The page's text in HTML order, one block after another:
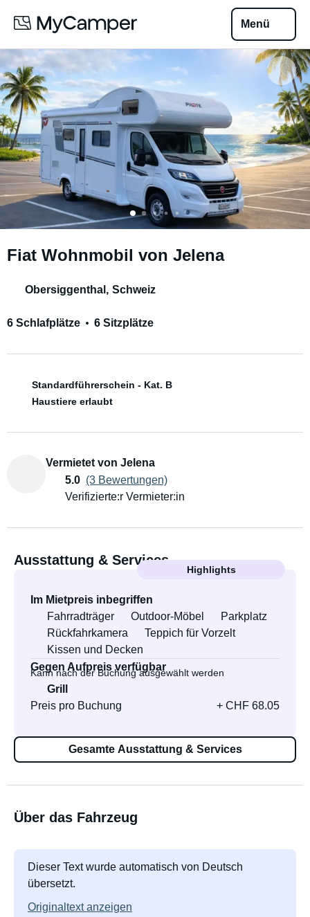
Menü
Fiat Wohnmobil von Jelena
Obersiggenthal , Schweiz
6 Schlafplätze 6 Sitzplätze
Standardführerschein - Kat. B
Haustiere erlaubt
Vermietet von Jelena
5.0 (3 Bewertungen)
Verifizierte:r Vermieter:in
Ausstattung & Services
Highlights
Im Mietpreis inbegriffen
Fahrradträger
Outdoor-Möbel
Parkplatz
Rückfahrkamera
Teppich für Vorzelt
Kissen und Decken
Gegen Aufpreis verfügbar
Kann nach der Buchung ausgewählt werden
Grill
Preis pro Buchung
+ CHF 68.05
Gesamte Ausstattung & Services
Über das Fahrzeug
Dieser Text wurde automatisch von Deutsch
übersetzt.
Originaltext anzeigen